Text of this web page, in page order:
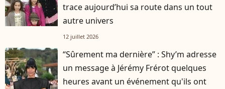
trace aujourd’hui sa route dans un tout
autre univers
12 juillet 2026
“Sûrement ma dernière” : Shy’m adresse
un message à Jérémy Frérot quelques
heures avant un événement qu'ils ont